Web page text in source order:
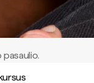
pasaulio.